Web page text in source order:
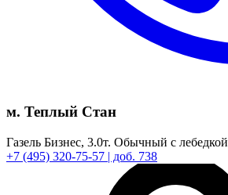
м. Теплый Стан
Газель Бизнес, 3.0т. Обычный с лебедкой
+7 (495) 320-75-57 | доб. 738